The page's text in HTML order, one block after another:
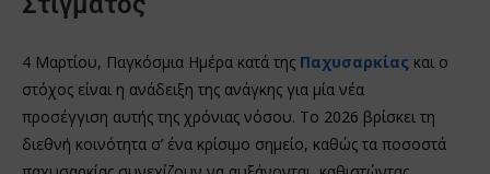
4 Μαρτίου, Παγκόσμια Ημέρα κατά της Παχυσαρκίας και ο
στόχος είναι η ανάδειξη της ανάγκης για μία νέα
προσέγγιση αυτής της χρόνιας νόσου. Το 2026 βρίσκει τη
διεθνή κοινότητα σ’ ένα κρίσιμο σημείο, καθώς τα ποσοστά